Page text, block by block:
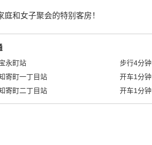
和女子聚会的特别客房！
永町站 步行4分钟
寄町一丁目站
开车1分钟
寄町二丁目站
开车1分钟